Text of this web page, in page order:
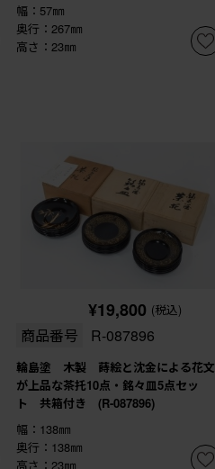
幅：57㎜
奥行：267㎜
高さ：23㎜
¥19,800 (税込)
商品番号 R-087896
輪島塗 木製 蒔絵と沈金による花文
が上品な茶托10点・銘々皿5点セッ
ト 共箱付き (R-087896)
幅：138㎜
奥行：138㎜
高さ：23㎜